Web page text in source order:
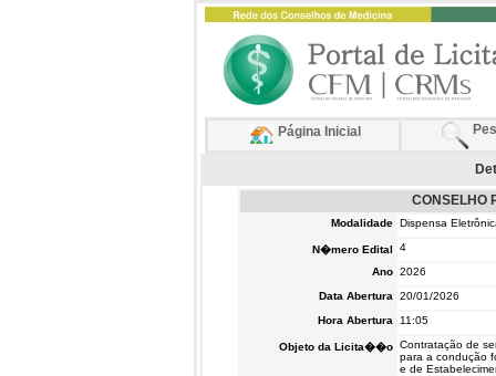
Página Inicial
CONSELHO
Modalidade Dispensa
N�mero Edital
4
Ano 2026
Data Abertura
20/01/2026
Hora Abertura
11:05
Objeto da Licita��o Contratação de
para a condução
e de